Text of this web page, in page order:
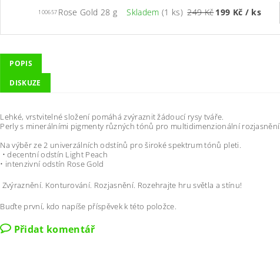
100657 Rose Gold 28 g Skladem (1 ks) 249 Kč199 Kč / ks
POPIS
DISKUZE
Lehké, vrstvitelné složení pomáhá zvýraznit žádoucí rysy tváře.
Perly s minerálními pigmenty různých tónů pro multidimenzionální rozjasnění.
Na výběr ze 2 univerzálních odstínů pro široké spektrum tónů pleti.
• decentní odstín Light Peach
• intenzivní odstín Rose Gold
Zvýraznění. Konturování. Rozjasnění. Rozehrajte hru světla a stínu!
Buďte první, kdo napíše příspěvek k této položce.
Přidat komentář